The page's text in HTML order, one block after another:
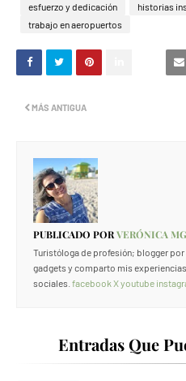
esfuerzo y dedicación
historias
trabajo en aeropuertos
MÁS ANTIGUA
PUBLICADO PORVERÓNICA
Turistóloga de profesión; blogger
gadgets y comparto mis
sociales. facebook Xyoutube
Entradas Que